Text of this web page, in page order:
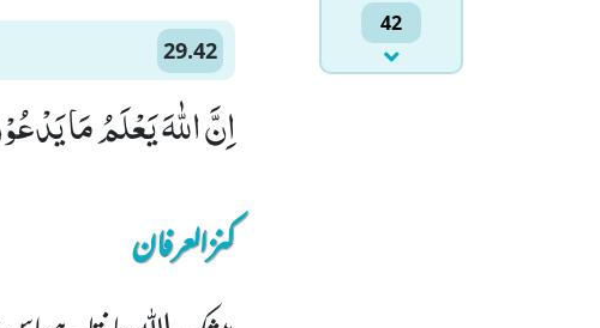
42
29.42
اِنَّ اللّٰهَ یَعْلَمُ مَا
کنزالعرفان